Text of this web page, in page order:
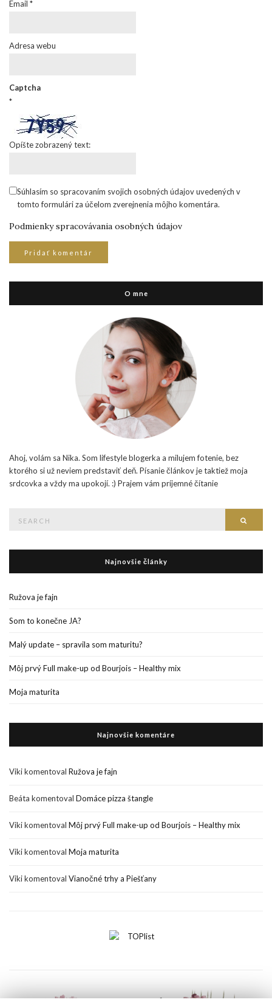
Email *
Adresa webu
Captcha
*
Opíšte zobrazený text:
Súhlasím so spracovaním svojich osobných údajov uvedených v
tomto formulári za účelom zverejnenia môjho komentára.
Podmienky spracovávania osobných údajov
O mne
Ahoj, volám sa Nika. Som lifestyle blogerka a milujem fotenie, bez
ktorého si už neviem predstaviť deň. Písanie článkov je taktiež moja
srdcovka a vždy ma upokojí. :) Prajem vám príjemné čítanie
Najnovšie články
Ružova je fajn
Som to konečne JA?
Malý update – spravila som maturitu?
Môj prvý Full make-up od Bourjois – Healthy mix
Moja maturita
Najnovšie komentáre
Vikikomentoval Ružova je fajn
Beáta komentoval Domáce pizza štangle
Vikikomentoval Môj prvý Full make-up od Bourjois – Healthy mix
Vikikomentoval Moja maturita
Vikikomentoval Vianočné trhy a Piešťany